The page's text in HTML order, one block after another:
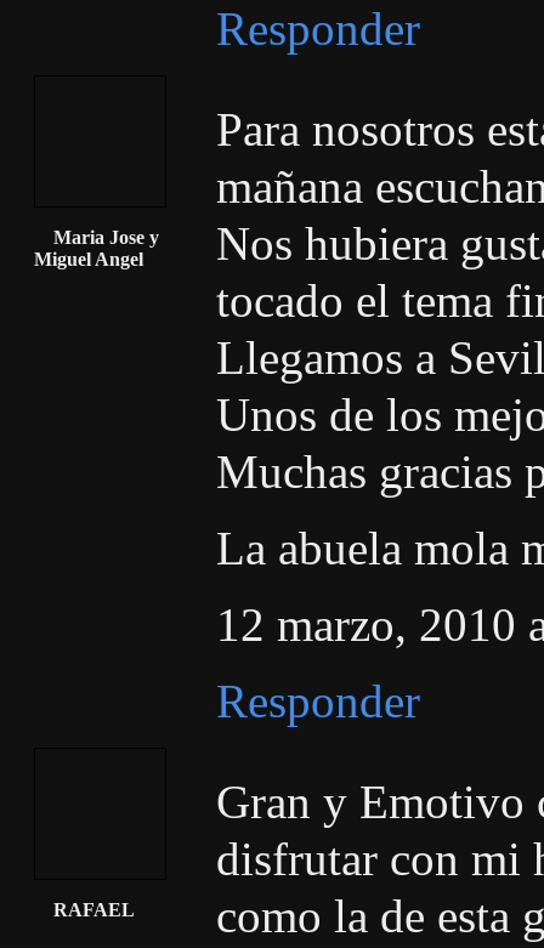
Responder
Maria Jose y
Miguel Angel
Para nosotros
mañana
Nos hubiera
tocado el tema
Llegamos a
Unos de los
Muchas gracias
La abuela mola
12 marzo, 2010
Responder
RAFAEL
Gran y Emotivo
disfrutar con mi
como la de esta